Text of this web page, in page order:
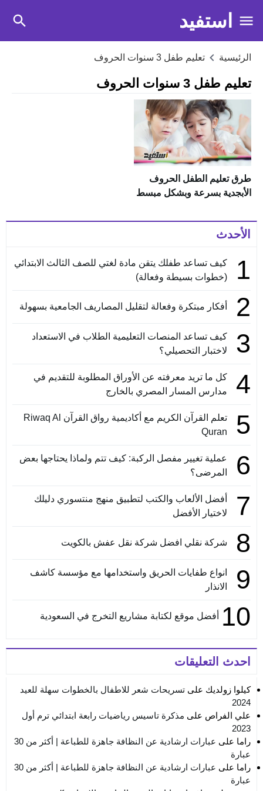
استفيد
الرئيسية تعليم طفل 3 سنوات الحروف
تعليم طفل 3 سنوات الحروف
طرق تعليم الطفل الحروف
الأبجدية بسرعة وبشكل مبسط
الأحدث
1
كيف تساعد طفلك يتقن مادة لغتي للصف الثالث الابتدائي
(خطوات بسيطة وفعالة)
2 أفكار مبتكرة وفعالة لتقليل المصاريف الجامعية بسهولة
3
كيف تساعد المنصات التعليمية الطلاب في الاستعداد
لاختبار التحصيلي؟
4
كل ما تريد معرفته عن الأوراق المطلوبة للتقديم في
مدارس المسار المصري بالخارج
5
تعلم القرآن الكريم مع أكاديمية رواق القرآن Riwaq Al
Quran
6
عملية تغيير مفصل الركبة: كيف تتم ولماذا يحتاجها بعض
المرضى؟
7
أفضل الألعاب والكتب لتطبيق منهج منتسوري دليلك
لاختيار الأفضل
8 شركة نقلي افضل شركة نقل عفش بالكويت
9
انواع طفايات الحريق واستخدامها مع مؤسسة كاشف
الانذار
10 أفضل موقع لكتابة مشاريع التخرج في السعودية
احدث التعليقات
كيلوا زولديك على تسريحات شعر للاطفال بالخطوات سهلة للعيد
2024
علي الفراص على مذكرة تاسيس رياضيات رابعة ابتدائي ترم أول
2023
راما على
عبارات ارشادية عن النظافة جاهزة للطباعة | أكثر من 30
عبارة
راما على
عبارات ارشادية عن النظافة جاهزة للطباعة | أكثر من 30
عبارة